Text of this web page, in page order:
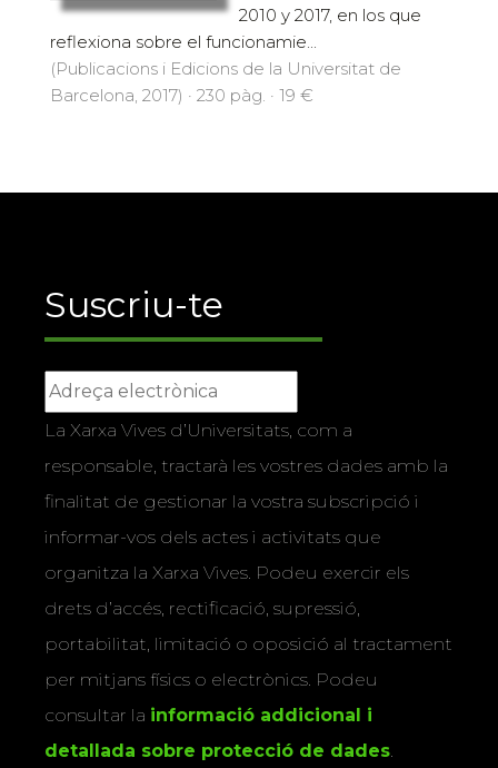
2010 y 2017, en los que
reflexiona sobre el funcionamie...
(Publicacions i Edicions de la Universitat de
Barcelona, 2017) · 230 pàg. · 19 €
Suscriu-te
La Xarxa Vives d’Universitats, com a
responsable, tractarà les vostres dades amb la
finalitat de gestionar la vostra subscripció i
informar-vos dels actes i activitats que
organitza la Xarxa Vives. Podeu exercir els
drets d’accés, rectificació, supressió,
portabilitat, limitació o oposició al tractament
per mitjans físics o electrònics. Podeu
consultar la informació addicional i
detallada sobre protecció de dades.